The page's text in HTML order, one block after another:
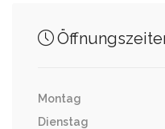
Montag
Dienstag